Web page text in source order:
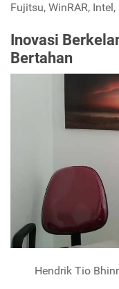
Fujitsu, WinRAR,
Inovasi
Bertahan
Hendrik Tio